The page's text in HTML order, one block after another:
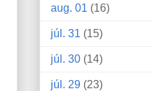
aug. 01 (16)
júl. 31 (15)
júl. 30 (14)
júl. 29 (23)